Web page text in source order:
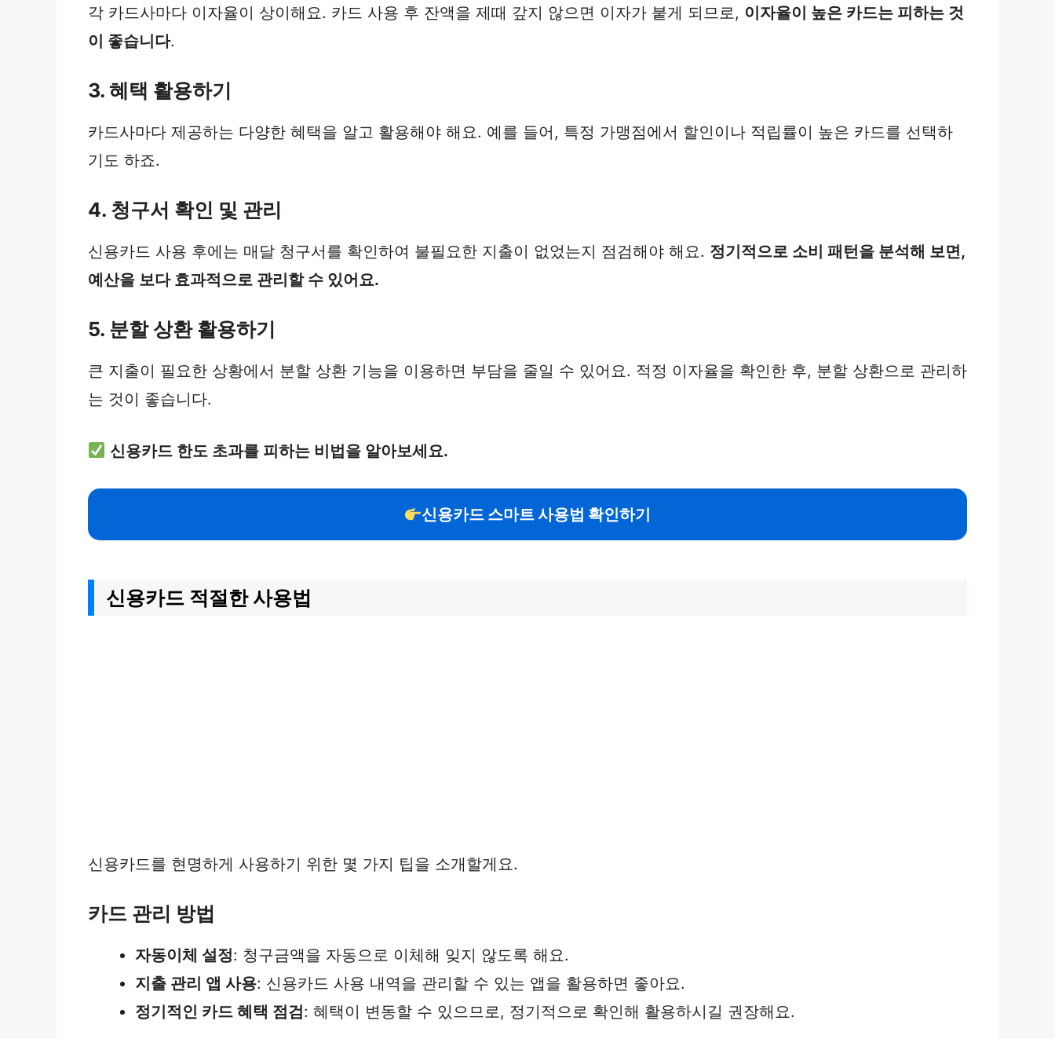
각 카드사마다 이자율이 상이해요. 카드 사용 후 잔액을 제때 갚지 않으면 이자가 붙게 되므로, 이자율이 높은 카드는 피하는 것
이 좋습니다.
3. 혜택 활용하기
카드사마다 제공하는 다양한 혜택을 알고 활용해야 해요. 예를 들어, 특정 가맹점에서 할인이나 적립률이 높은 카드를 선택하
기도 하죠.
4. 청구서 확인 및 관리
신용카드 사용 후에는 매달 청구서를 확인하여 불필요한 지출이 없었는지 점검해야 해요. 정기적으로 소비 패턴을 분석해 보면,
예산을 보다 효과적으로 관리할 수 있어요.
5. 분할 상환 활용하기
큰 지출이 필요한 상황에서 분할 상환 기능을 이용하면 부담을 줄일 수 있어요. 적정 이자율을 확인한 후, 분할 상환으로 관리하
는 것이 좋습니다.
신용카드 한도 초과를 피하는 비법을 알아보세요.
신용카드 스마트 사용법 확인하기
신용카드 적절한 사용법
신용카드를 현명하게 사용하기 위한 몇 가지 팁을 소개할게요.
카드 관리 방법
자동이체 설정: 청구금액을 자동으로 이체해 잊지 않도록 해요.
지출 관리 앱 사용: 신용카드 사용 내역을 관리할 수 있는 앱을 활용하면 좋아요.
정기적인 카드 혜택 점검: 혜택이 변동할 수 있으므로, 정기적으로 확인해 활용하시길 권장해요.